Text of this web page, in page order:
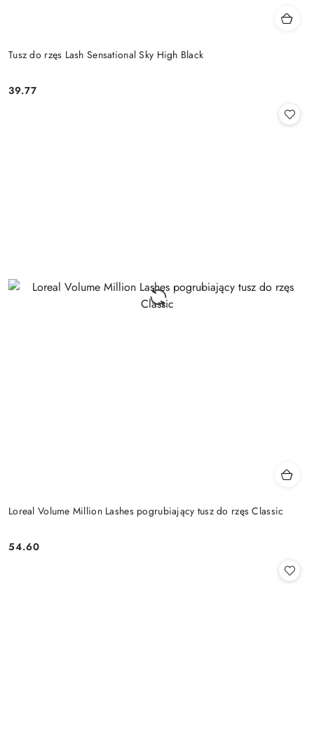
Tusz do rzęs Lash Sensational Sky High Black
Cena:
39.77
Loreal Volume Million Lashes pogrubiający tusz do rzęs Classic
Cena:
54.60